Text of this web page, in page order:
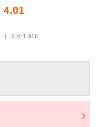
4.01
| 6月:1,916